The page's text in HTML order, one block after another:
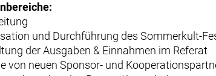
und Durchführung des Sommerkult-
der Ausgaben & Einnahmen im Referat
von neuen Sponsor- und